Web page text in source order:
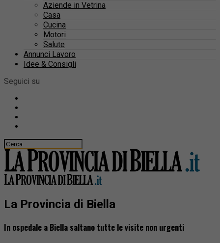
Aziende in Vetrina
Casa
Cucina
Motori
Salute
Annunci Lavoro
Idee & Consigli
Seguici su
La Provincia di Biella
In ospedale a Biella saltano tutte le visite non urgenti